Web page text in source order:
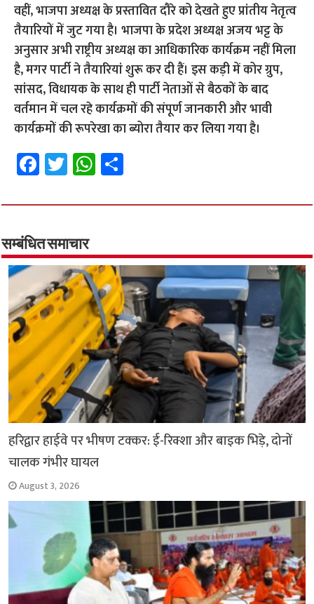
वहीं, भाजपा अध्यक्ष के प्रस्तावित दौरे को देखते हुए प्रांतीय नेतृत्व
तैयारियों में जुट गया है। भाजपा के प्रदेश अध्यक्ष अजय भट्ट के
अनुसार अभी राष्ट्रीय अध्यक्ष का आधिकारिक कार्यक्रम नहीं मिला
है, मगर पार्टी ने तैयारियां शुरू कर दी हैं। इस कड़ी में कोर ग्रुप,
सांसद, विधायक के साथ ही पार्टी नेताओं से बैठकों के बाद
वर्तमान में चल रहे कार्यक्रमों की संपूर्ण जानकारी और भावी
कार्यक्रमों की रूपरेखा का ब्योरा तैयार कर लिया गया है।
Fa
ce
b
o
o
k
T
wi
tt
er
W
h
at
p
p
ar
सम्बंधित समाचार
हरिद्वार हाईवे पर भीषण टक्कर: ई-रिक्शा और बाइक भिड़े, दोनों
चालक गंभीर घायल
August 3, 2026